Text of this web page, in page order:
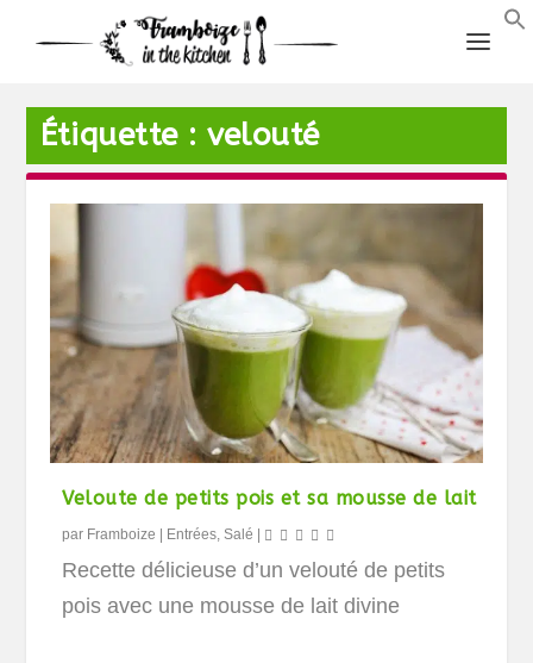
Étiquette :velouté
Veloute de petits pois et sa mousse de lait
par Framboize | Entrées ,Salé |
Recette délicieuse d’un velouté de petits
pois avec une mousse de lait divine